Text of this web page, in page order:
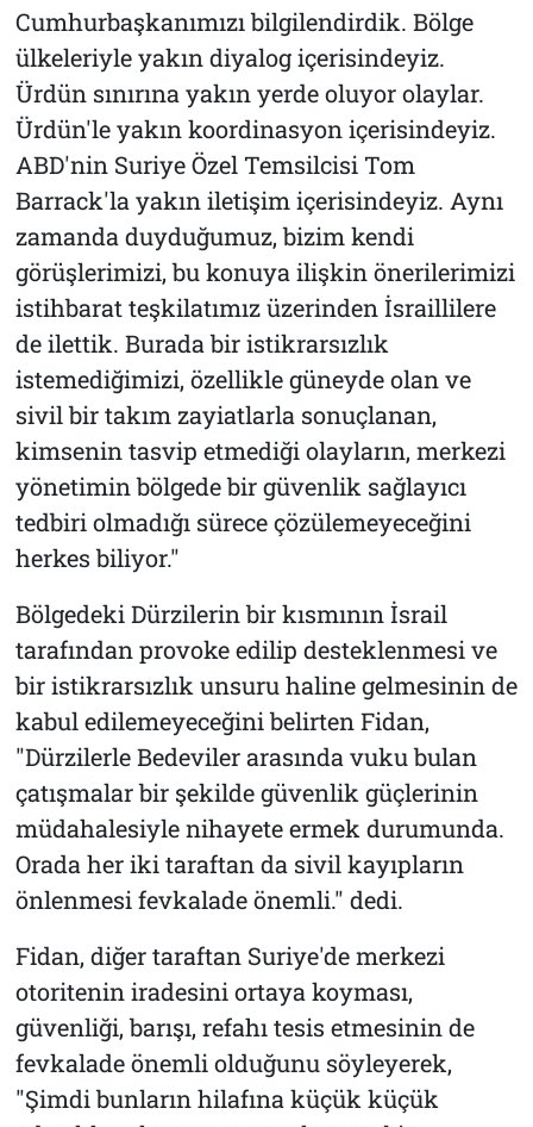
Cumhurbaşkanımızı bilgilendirdik. Bölge
ülkeleriyle yakın diyalog içerisindeyiz.
Ürdün sınırına yakın yerde oluyor olaylar.
Ürdün'le yakın koordinasyon içerisindeyiz.
ABD'nin Suriye Özel Temsilcisi Tom
Barrack'la yakın iletişim içerisindeyiz. Aynı
zamanda duyduğumuz, bizim kendi
görüşlerimizi, bu konuya ilişkin önerilerimizi
istihbarat teşkilatımız üzerinden İsraillilere
de ilettik. Burada bir istikrarsızlık
istemediğimizi, özellikle güneyde olan ve
sivil bir takım zayiatlarla sonuçlanan,
kimsenin tasvip etmediği olayların, merkezi
yönetimin bölgede bir güvenlik sağlayıcı
tedbiri olmadığı sürece çözülemeyeceğini
herkes biliyor."
Bölgedeki Dürzilerin bir kısmının İsrail
tarafından provoke edilip desteklenmesi ve
bir istikrarsızlık unsuru haline gelmesinin de
kabul edilemeyeceğini belirten Fidan,
"Dürzilerle Bedeviler arasında vuku bulan
çatışmalar bir şekilde güvenlik güçlerinin
müdahalesiyle nihayete ermek durumunda.
Orada her iki taraftan da sivil kayıpların
önlenmesi fevkalade önemli." dedi.
Fidan, diğer taraftan Suriye'de merkezi
otoritenin iradesini ortaya koyması,
güvenliği, barışı, refahı tesis etmesinin de
fevkalade önemli olduğunu söyleyerek,
"Şimdi bunların hilafına küçük küçük